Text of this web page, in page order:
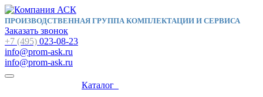
ПРОИЗВОДСТВЕННАЯ ГРУППА КОМПЛЕКТАЦИИ И СЕРВИСА
Заказать звонок
+7 (495) 023-08-23
info@prom-ask.ru
info@prom-ask.ru
Каталог